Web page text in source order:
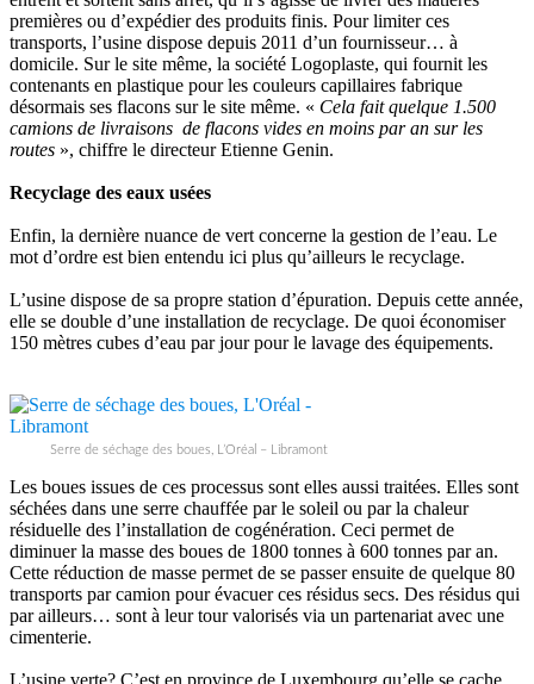
premières ou d’expédier des produits finis. Pour limiter ces
transports, l’usine dispose depuis 2011 d’un fournisseur… à
domicile. Sur le site même, la société Logoplaste, qui fournit les
contenants en plastique pour les couleurs capillaires fabrique
désormais ses flacons sur le site même. « Cela fait quelque 1.500
camions de livraisons de flacons vides en moins par an sur les
routes », chiffre le directeur Etienne Genin.
Recyclage des eaux usées
Enfin, la dernière nuance de vert concerne la gestion de l’eau. Le
mot d’ordre est bien entendu ici plus qu’ailleurs le recyclage.
L’usine dispose de sa propre station d’épuration. Depuis cette année,
elle se double d’une installation de recyclage. De quoi économiser
150 mètres cubes d’eau par jour pour le lavage des équipements.
Serre de séchage des boues, L’Oréal – Libramont
Les boues issues de ces processus sont elles aussi traitées. Elles sont
séchées dans une serre chauffée par le soleil ou par la chaleur
résiduelle des l’installation de cogénération. Ceci permet de
diminuer la masse des boues de 1800 tonnes à 600 tonnes par an.
Cette réduction de masse permet de se passer ensuite de quelque 80
transports par camion pour évacuer ces résidus secs. Des résidus qui
par ailleurs… sont à leur tour valorisés via un partenariat avec une
cimenterie.
L’usine verte? C’est en province de Luxembourg qu’elle se cache.